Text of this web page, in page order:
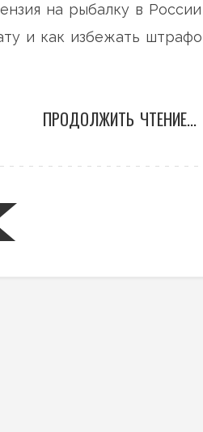
на рыбалку в
и как избежать
ПРОДОЛЖИТЬ ЧТЕНИЕ...